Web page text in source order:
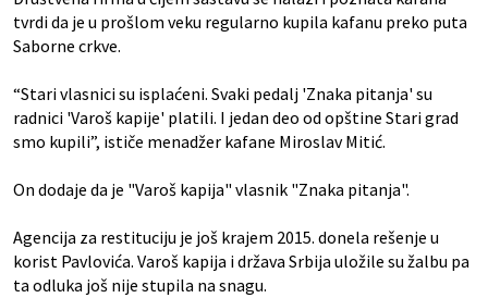
tvrdi da je u prošlom veku regularno kupila kafanu preko puta
Saborne crkve.
“Stari vlasnici su isplaćeni. Svaki pedalj 'Znaka pitanja' su
radnici 'Varoš kapije' platili. I jedan deo od opštine Stari grad
smo kupili”, ističe menadžer kafane Miroslav Mitić.
On dodaje da je "Varoš kapija" vlasnik "Znaka pitanja".
Agencija za restituciju je još krajem 2015. donela rešenje u
korist Pavlovića. Varoš kapija i država Srbija uložile su žalbu pa
ta odluka još nije stupila na snagu.